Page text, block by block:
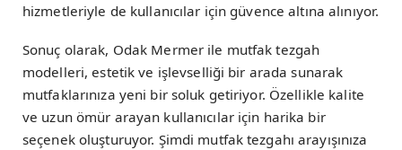
hizmetleriyle de kullanıcılar için güvence altına alınıyor.
Sonuç olarak, Odak Mermer ile mutfak tezgah
modelleri, estetik ve işlevselliği bir arada sunarak
mutfaklarınıza yeni bir soluk getiriyor. Özellikle kalite
ve uzun ömür arayan kullanıcılar için harika bir
seçenek oluşturuyor. Şimdi mutfak tezgahı arayışınıza